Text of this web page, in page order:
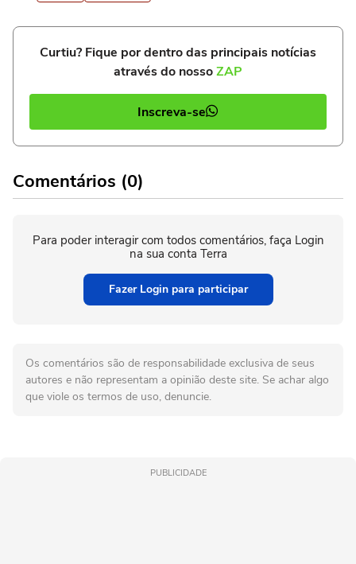
Curtiu? Fique por dentro das principais notícias
através do nossoZAP
Inscreva-se
Comentários (0)
Para poder interagir com todos comentários, faça Login
na sua conta Terra
Fazer Login para participar
Os comentários são de responsabilidade exclusiva de seus
autores e não representam a opinião deste site. Se achar algo
que viole os termos de uso, denuncie.
PUBLICIDADE